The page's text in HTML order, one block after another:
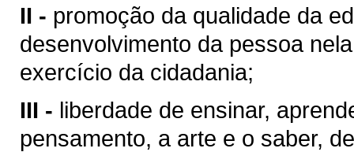
II - promoção da qualidade da
desenvolvimento da pessoa
exercício da cidadania;
III - liberdade de ensinar,
pensamento, a arte e o saber,